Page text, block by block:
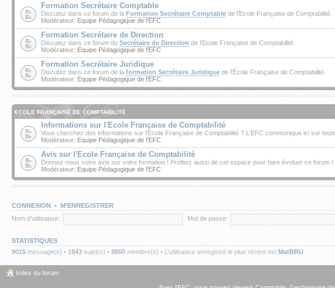
Formation Secrétaire Comptable
Discutez dans ce forum de la Formation Secrétaire Comptable de l'Ecole Française de Comptabilité.
Modérateur: Equipe Pédagogique de l'EFC
Formation Secrétaire de Direction
Discutez dans ce forum du Secrétaire de Direction de l'Ecole Française de Comptabilité.
Modérateur: Equipe Pédagogique de l'EFC
Formation Secrétaire Juridique
Discutez dans ce forum de la formation Secrétaire Juridique de l'École Française de Comptabilité.
Modérateur: Equipe Pédagogique de l'EFC
ECOLE FRANÇAISE DE COMPTABILITÉ
Informations sur l'Ecole Française de Comptabilité
Vous cherchez des informations sur l'Ecole Française de Comptabilité ? L'EFC communique ici sur
Modérateur: Equipe Pédagogique de l'EFC
Avis sur l'Ecole Française de Comptabilité
Donnez-nous votre avis sur votre formation ! Profitez aussi de cet espace pour faire évoluer ce forum !
Modérateur: Equipe Pédagogique de l'EFC
CONNEXION • M’ENREGISTRER
Nom d’utilisateur:
Mot de passe:
STATISTIQUES
9015 message(s) • 1943 sujet(s) • 8850 membre(s) • L’utilisateur enregistré le plus récent est MatBRU
Index du forum